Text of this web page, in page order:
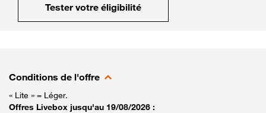
Tester votre éligibilité
Conditions de l'offre
« Lite » = Léger.
Offres Livebox jusqu'au 19/08/2026 :